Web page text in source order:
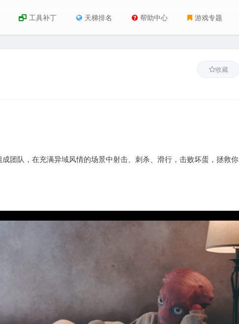
工具补丁 天梯排名 帮助中心 游戏专题
收藏
团队，在充满异域风情的场景中射击、刺杀、滑行，击败坏蛋，拯救你